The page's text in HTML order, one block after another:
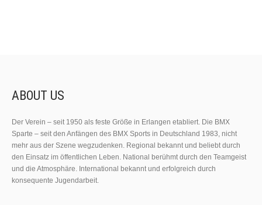
ABOUT US
Der Verein – seit 1950 als feste Größe in Erlangen etabliert. Die BMX
Sparte – seit den Anfängen des BMX Sports in Deutschland 1983, nicht
mehr aus der Szene wegzudenken. Regional bekannt und beliebt durch
den Einsatz im öffentlichen Leben. National berühmt durch den Teamgeist
und die Atmosphäre. International bekannt und erfolgreich durch
konsequente Jugendarbeit.